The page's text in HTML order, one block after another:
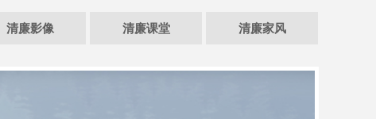
清廉影像 清廉课堂 清廉家风